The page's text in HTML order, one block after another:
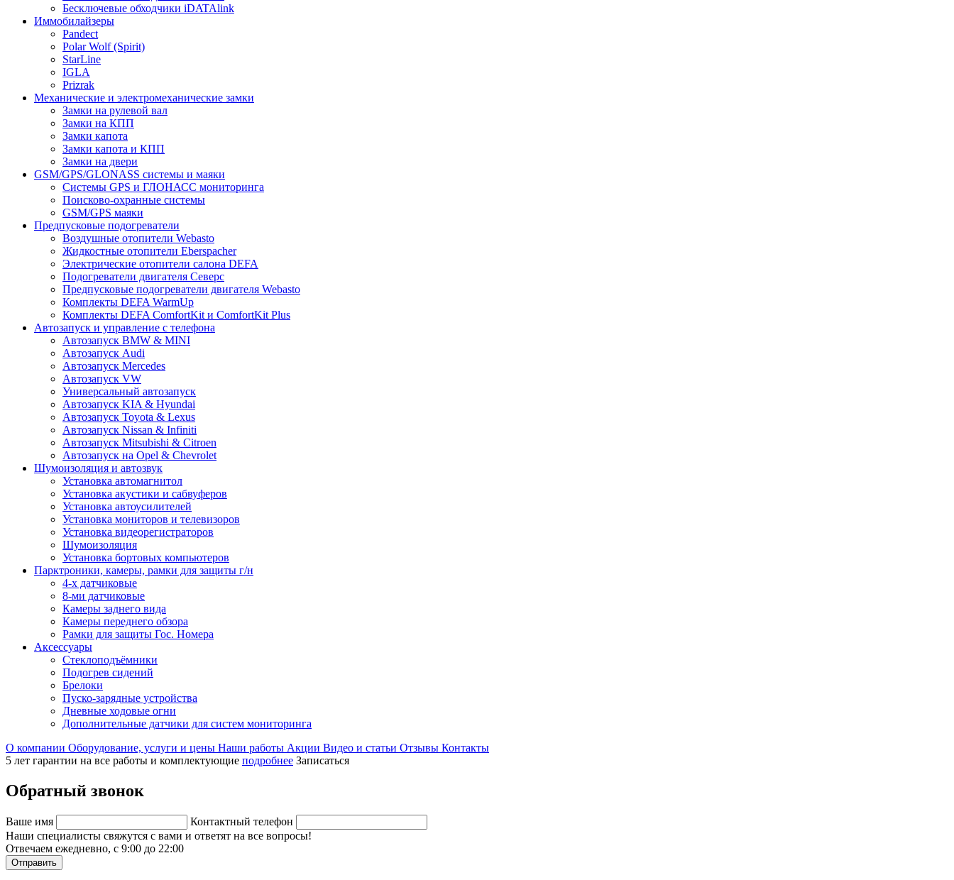
Бесключевые обходчики iDATAlink
Иммобилайзеры
Pandect
Polar Wolf (Spirit)
StarLine
IGLA
Prizrak
Механические и электромеханические замки
Замки на рулевой вал
Замки на КПП
Замки капота
Замки капота и КПП
Замки на двери
GSM/GPS/GLONASS системы и маяки
Системы GPS и ГЛОНАСС мониторинга
Поисково-охранные системы
GSM/GPS маяки
Предпусковые подогреватели
Воздушные отопители Webasto
Жидкостные отопители Eberspacher
Электрические отопители салона DEFA
Подогреватели двигателя Северс
Предпусковые подогреватели двигателя Webasto
Комплекты DEFA WarmUp
Комплекты DEFA ComfortKit и ComfortKit Plus
Автозапуск и управление с телефона
Автозапуск BMW & MINI
Автозапуск Audi
Автозапуск Mercedes
Автозапуск VW
Универсальный автозапуск
Автозапуск KIA & Hyundai
Автозапуск Toyota & Lexus
Автозапуск Nissan & Infiniti
Автозапуск Mitsubishi & Citroen
Автозапуск на Opel & Chevrolet
Шумоизоляция и автозвук
Установка автомагнитол
Установка акустики и сабвуферов
Установка автоусилителей
Установка мониторов и телевизоров
Установка видеорегистраторов
Шумоизоляция
Установка бортовых компьютеров
Парктроники, камеры, рамки для защиты г/н
4-х датчиковые
8-ми датчиковые
Камеры заднего вида
Камеры переднего обзора
Рамки для защиты Гос. Номера
Аксессуары
Стеклоподъёмники
Подогрев сидений
Брелоки
Пуско-зарядные устройства
Дневные ходовые огни
Дополнительные датчики для систем мониторинга
О компании Оборудование, услуги и цены Наши работы Акции Видео и статьи Отзывы Контакты
5 лет гарантии на все работы и комплектующие подробнее Записаться
Обратный звонок
Ваше имя
Контактный телефон
Наши специалисты свяжутся с вами и ответят на все вопросы!
Отвечаем ежедневно, с 9:00 до 22:00
Отправить